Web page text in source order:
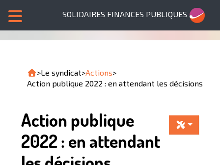
SOLIDAIRES FINANCES PUBLIQUES
>Le syndicat>Actions>
Action publique 2022 : en attendant les décisions
Action publique
2022 : en attendant